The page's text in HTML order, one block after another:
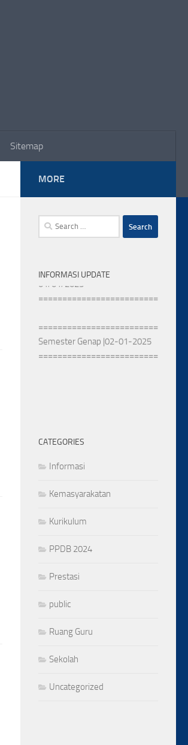
Sitemap
MORE
Search
for:
INFORMASI UPDATE
01/01/2025
==========================
Semester Genap |02-01-2025
==========================
CATEGORIES
Informasi
Kemasyarakatan
Kurikulum
PPDB 2024
Prestasi
public
Ruang Guru
Sekolah
Uncategorized